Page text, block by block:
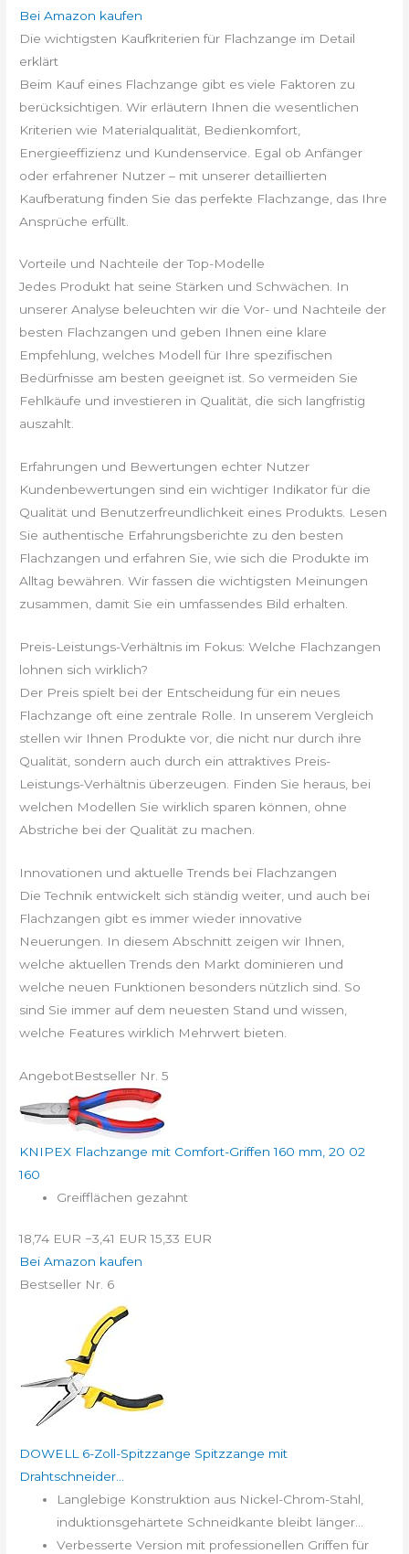
Bei Amazon kaufen
Die wichtigsten Kaufkriterien für Flachzange im Detail
erklärt
Beim Kauf eines Flachzange gibt es viele Faktoren zu
berücksichtigen. Wir erläutern Ihnen die wesentlichen
Kriterien wie Materialqualität, Bedienkomfort,
Energieeffizienz und Kundenservice. Egal ob Anfänger
oder erfahrener Nutzer – mit unserer detaillierten
Kaufberatung finden Sie das perfekte Flachzange, das Ihre
Ansprüche erfüllt.
Vorteile und Nachteile der Top-Modelle
Jedes Produkt hat seine Stärken und Schwächen. In
unserer Analyse beleuchten wir die Vor- und Nachteile der
besten Flachzangen und geben Ihnen eine klare
Empfehlung, welches Modell für Ihre spezifischen
Bedürfnisse am besten geeignet ist. So vermeiden Sie
Fehlkäufe und investieren in Qualität, die sich langfristig
auszahlt.
Erfahrungen und Bewertungen echter Nutzer
Kundenbewertungen sind ein wichtiger Indikator für die
Qualität und Benutzerfreundlichkeit eines Produkts. Lesen
Sie authentische Erfahrungsberichte zu den besten
Flachzangen und erfahren Sie, wie sich die Produkte im
Alltag bewähren. Wir fassen die wichtigsten Meinungen
zusammen, damit Sie ein umfassendes Bild erhalten.
Preis-Leistungs-Verhältnis im Fokus: Welche Flachzangen
lohnen sich wirklich?
Der Preis spielt bei der Entscheidung für ein neues
Flachzange oft eine zentrale Rolle. In unserem Vergleich
stellen wir Ihnen Produkte vor, die nicht nur durch ihre
Qualität, sondern auch durch ein attraktives Preis-
Leistungs-Verhältnis überzeugen. Finden Sie heraus, bei
welchen Modellen Sie wirklich sparen können, ohne
Abstriche bei der Qualität zu machen.
Innovationen und aktuelle Trends bei Flachzangen
Die Technik entwickelt sich ständig weiter, und auch bei
Flachzangen gibt es immer wieder innovative
Neuerungen. In diesem Abschnitt zeigen wir Ihnen,
welche aktuellen Trends den Markt dominieren und
welche neuen Funktionen besonders nützlich sind. So
sind Sie immer auf dem neuesten Stand und wissen,
welche Features wirklich Mehrwert bieten.
AngebotBestseller Nr. 5
KNIPEX Flachzange mit Comfort-Griffen 160 mm, 20 02
160
Greifflächen gezahnt
18,74 EUR −3,41 EUR 15,33 EUR
Bei Amazon kaufen
Bestseller Nr. 6
DOWELL 6-Zoll-Spitzzange Spitzzange mit
Drahtschneider...
Langlebige Konstruktion aus Nickel-Chrom-Stahl,
induktionsgehärtete Schneidkante bleibt länger...
Verbesserte Version mit professionellen Griffen für